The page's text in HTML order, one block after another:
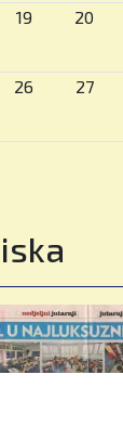
Pročitaj
19 20
26 27